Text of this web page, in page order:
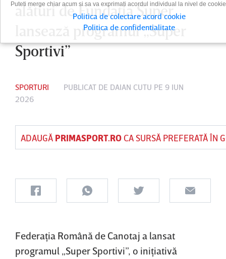
alături de Fundaţia Super,
lansează programul „Super
Sportivi”
SPORTURI PUBLICAT DE DAIAN CUTU PE 9 IUN
2026
ADAUGĂ PRIMASPORT.ROCA SURSĂ PREFERATĂ ÎN
Federaţia Română de Canotaj a lansat
programul „Super Sportivi”, o iniţiativă
Puteti merge chiar acum si sa va exprimati acordul individual la nivel de
Politica de colectare acord cookie
Politica de confidentialitate